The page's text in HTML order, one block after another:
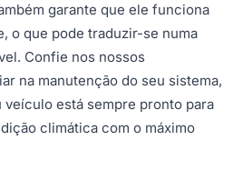
garante que ele funciona
o que pode traduzir-se numa
Confie nos nossos
na manutenção do seu sistema,
veículo está sempre pronto para
climática com o máximo